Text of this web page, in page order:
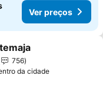
Ver preços
aos favoritos
756
da cidade